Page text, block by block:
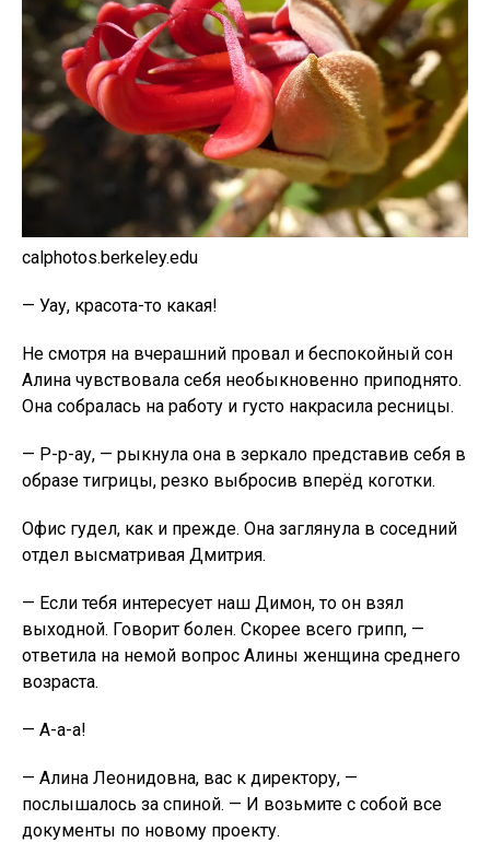
calphotos.berkeley.edu
— Уау, красота-то какая!
Не смотря на вчерашний провал и беспокойный сон
Алина чувствовала себя необыкновенно приподнято.
Она собралась на работу и густо накрасила ресницы.
— Р-р-ау, — рыкнула она в зеркало представив себя в
образе тигрицы, резко выбросив вперёд коготки.
Офис гудел, как и прежде. Она заглянула в соседний
отдел высматривая Дмитрия.
— Если тебя интересует наш Димон, то он взял
выходной. Говорит болен. Скорее всего грипп, —
ответила на немой вопрос Алины женщина среднего
возраста.
— А-а-а!
— Алина Леонидовна, вас к директору, —
послышалось за спиной. — И возьмите с собой все
документы по новому проекту.